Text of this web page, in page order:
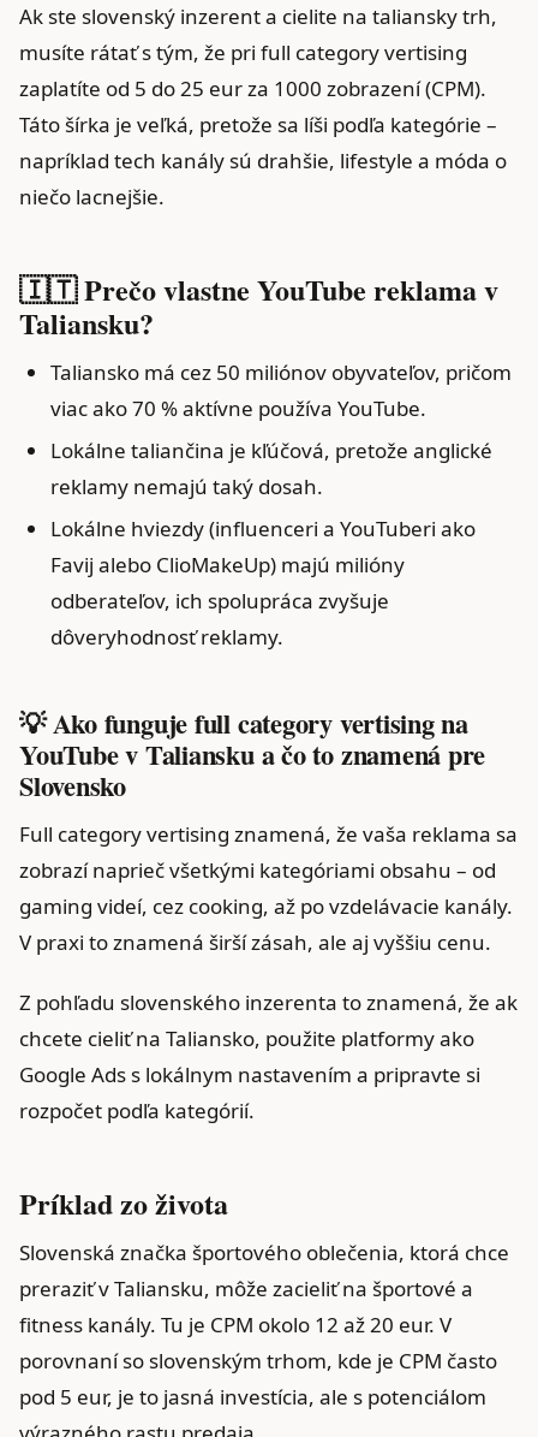
Ak ste slovenský inzerent a cielite na taliansky trh,
musíte rátať s tým, že pri full category vertising
zaplatíte od 5 do 25 eur za 1000 zobrazení (CPM).
Táto šírka je veľká, pretože sa líši podľa kategórie –
napríklad tech kanály sú drahšie, lifestyle a móda o
niečo lacnejšie.
🇮🇹 Prečo vlastne YouTube reklama v
Taliansku?
Taliansko má cez 50 miliónov obyvateľov, pričom
viac ako 70 % aktívne používa YouTube.
Lokálne taliančina je kľúčová, pretože anglické
reklamy nemajú taký dosah.
Lokálne hviezdy (influenceri a YouTuberi ako
Favij alebo ClioMakeUp) majú milióny
odberateľov, ich spolupráca zvyšuje
dôveryhodnosť reklamy.
💡 Ako funguje full category vertising na
YouTube v Taliansku a čo to znamená pre
Slovensko
Full category vertising znamená, že vaša reklama sa
zobrazí naprieč všetkými kategóriami obsahu – od
gaming videí, cez cooking, až po vzdelávacie kanály.
V praxi to znamená širší zásah, ale aj vyššiu cenu.
Z pohľadu slovenského inzerenta to znamená, že ak
chcete cieliť na Taliansko, použite platformy ako
Google Ads s lokálnym nastavením a pripravte si
rozpočet podľa kategórií.
Príklad zo života
Slovenská značka športového oblečenia, ktorá chce
preraziť v Taliansku, môže zacieliť na športové a
fitness kanály. Tu je CPM okolo 12 až 20 eur. V
porovnaní so slovenským trhom, kde je CPM často
pod 5 eur, je to jasná investícia, ale s potenciálom